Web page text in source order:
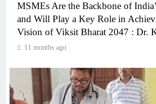
MSMEs Are the Backbone of
and Will Play a Key Role in
Vision of Viksit Bharat 2047 : Dr.
11 months ago